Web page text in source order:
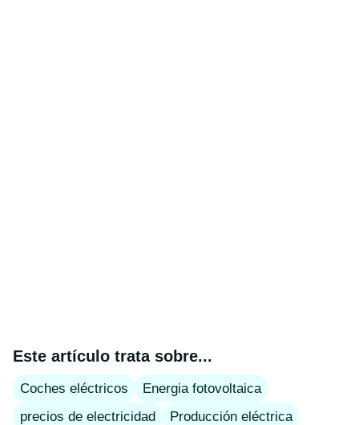
Este artículo trata sobre...
Coches eléctricos
Energia fotovoltaica
precios de electricidad
Producción eléctrica